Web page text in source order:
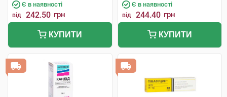
Є в наявності
від 242.50 грн
КУПИТИ
Є в наявності
від 244.40 грн
КУПИТИ